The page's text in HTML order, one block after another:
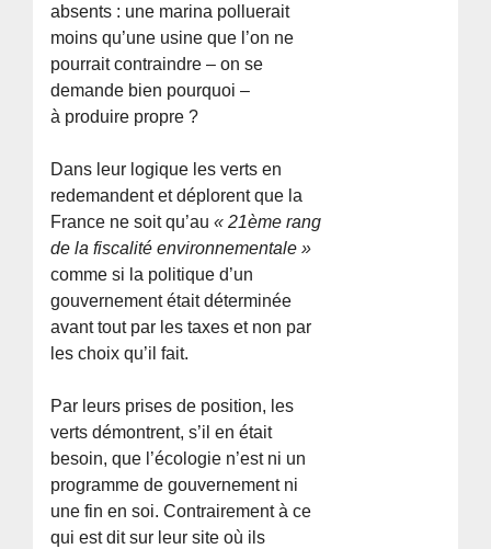
absents : une marina polluerait
moins qu’une usine que l’on ne
pourrait contraindre – on se
demande bien pourquoi –
à produire propre ?
Dans leur logique les verts en
redemandent et déplorent que la
France ne soit qu’au« 21ème rang
de la fiscalité environnementale »
comme si la politique d’un
gouvernement était déterminée
avant tout par les taxes et non par
les choix qu’il fait.
Par leurs prises de position, les
verts démontrent, s’il en était
besoin, que l’écologie n’est ni un
programme de gouvernement ni
une fin en soi. Contrairement à ce
qui est dit sur leur site où ils